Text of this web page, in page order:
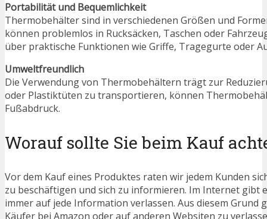
Portabilität und Bequemlichkeit
Thermobehälter sind in verschiedenen Größen und
können problemlos in Rucksäcken, Taschen oder
über praktische Funktionen wie Griffe, Tragegurte oder
Umweltfreundlich
Die Verwendung von Thermobehältern trägt zur
oder Plastiktüten zu transportieren, können
Fußabdruck.
Worauf sollte Sie beim Kauf
Vor dem Kauf eines Produktes raten wir jedem Kunden
zu beschäftigen und sich zu informieren. Im Internet
immer auf jede Information verlassen. Aus diesem
Käufer bei Amazon oder auf anderen Websiten zu